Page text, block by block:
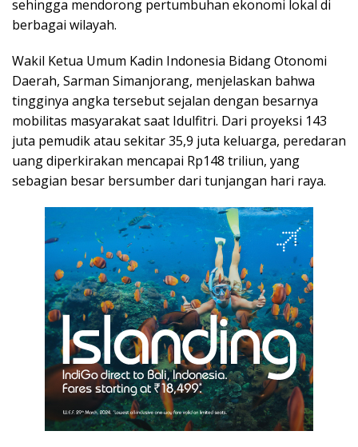
sehingga mendorong pertumbuhan ekonomi lokal di
berbagai wilayah.
Wakil Ketua Umum Kadin Indonesia Bidang Otonomi
Daerah, Sarman Simanjorang, menjelaskan bahwa
tingginya angka tersebut sejalan dengan besarnya
mobilitas masyarakat saat Idulfitri. Dari proyeksi 143
juta pemudik atau sekitar 35,9 juta keluarga, peredaran
uang diperkirakan mencapai Rp148 triliun, yang
sebagian besar bersumber dari tunjangan hari raya.